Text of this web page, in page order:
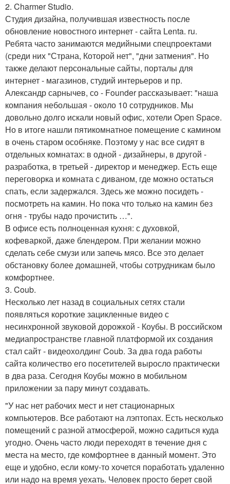
2. Charmer Studio.
Студия дизайна, получившая известность после
обновление новостного интернет - сайта Lenta. ru.
Ребята часто занимаются медийными спецпроектами
(среди них "Страна, Которой нет", "дни затмения". Но
также делают персональные сайты, порталы для
интернет - магазинов, студий интерьеров и пр.
Александр сарнычев, сo - Founder рассказывает: "наша
компания небольшая - около 10 сотрудников. Мы
довольно долго искали новый офис, хотели Open Space.
Но в итоге нашли пятикомнатное помещение с камином
в очень старом особняке. Поэтому у нас все сидят в
отдельных комнатах: в одной - дизайнеры, в другой -
разработка, в третьей - директор и менеджер. Есть еще
переговорка и комната с диваном, где можно остаться
спать, если задержался. Здесь же можно посидеть -
посмотреть на камин. Но пока что только на камин без
огня - трубы надо прочистить …".
В офисе есть полноценная кухня: с духовкой,
кофеваркой, даже блендером. При желании можно
сделать себе смузи или запечь мясо. Все это делает
обстановку более домашней, чтобы сотрудникам было
комфортнее.
3. Coub.
Несколько лет назад в социальных сетях стали
появляться короткие зацикленные видео с
несинхронной звуковой дорожкой - Коубы. В российском
медиапространстве главной платформой их создания
стал сайт - видеохолдинг Coub. За два года работы
сайта количество его посетителей выросло практически
в два раза. Сегодня Коубы можно в мобильном
приложении за пару минут создавать.
"У нас нет рабочих мест и нет стационарных
компьютеров. Все работают на лэптопах. Есть несколько
помещений с разной атмосферой, можно садиться куда
угодно. Очень часто люди переходят в течение дня с
места на место, где комфортнее в данный момент. Это
еще и удобно, если кому-то хочется поработать удаленно
или надо на время уехать. Человек просто берет свой